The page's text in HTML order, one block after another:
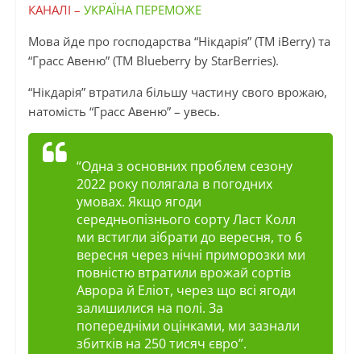
КАНАЛІ – УКРАЇНА ПЕРЕМОЖЕ
Мова йде про господарства “Нікдарія” (TM iBerry) та
“Грасс Авеню” (ТМ Blueberry by StarBerries).
“Нікдарія” втратила більшу частину свого врожаю,
натомість “Грасс Авеню” – увесь.
“Одна з основних проблем сезону
2022 року полягала в погодних
умовах. Якщо ягоди
середньопізнього сорту Ласт Колл
ми встигли зібрати до вересня, то 6
вересня через нічні приморозки ми
повністю втратили врожай сортів
Аврора й Еліот, через що всі ягоди
залишилися на полі. За
попередніми оцінками, ми зазнали
збитків на 250 тисяч євро”.